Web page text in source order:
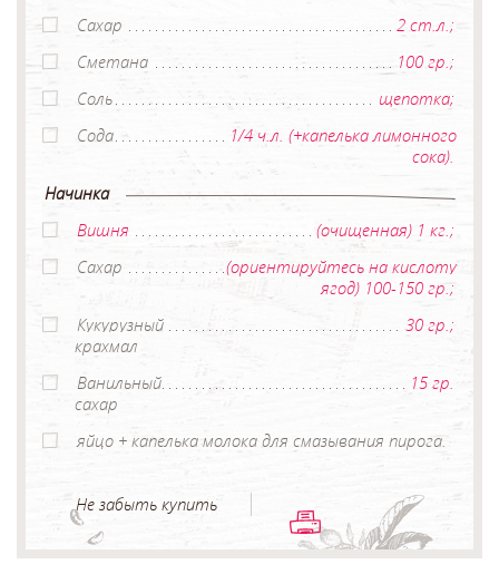
Сахар
2 ст.л.;
Сметана
100 гр.;
Соль
щепотка;
Сода
1/4 ч.л. (+капелька лимонного
сока).
Начинка
Вишня
(очищенная) 1 кг.;
Сахар
(ориентируйтесь на кислоту
ягод) 100-150 гр.;
Кукурузный
крахмал
30 гр.;
Ванильный
сахар
15 гр.
яйцо + капелька молока для смазывания пирога.
Не забыть купить